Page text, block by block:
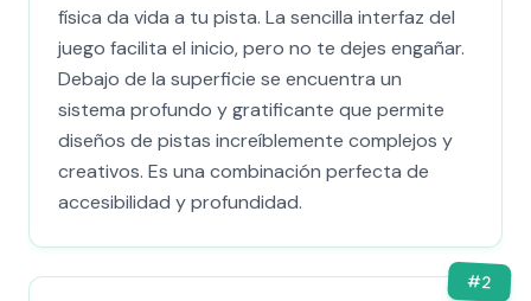
física da vida a tu pista. La sencilla interfaz del
juego facilita el inicio, pero no te dejes engañar.
Debajo de la superficie se encuentra un
sistema profundo y gratificante que permite
diseños de pistas increíblemente complejos y
creativos. Es una combinación perfecta de
accesibilidad y profundidad.
#2